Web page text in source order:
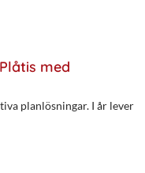
med
planlösningar. I år lever